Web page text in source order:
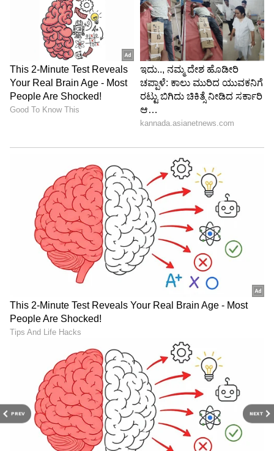
PREV NEXT
ಕಳೆದ 8 ವರ್ಷಗಳಿಂದ ಮಾಧ್ಯಮ ಪ್ರಪಂಚದಲ್ಲಿದ್ದೇನೆ. ಹುಟ್ಟಿ
ಬೆಳೆದಿದ್ದು ಬೆಂಗಳೂರಿನಲ್ಲಿ. ಸ್ನಾತಕೋತ್ತರ ಪದವಿಯನ್ನು ಬೆಂಗಳೂರು
ವಿಶ್ವವಿದ್ಯಾಲಯದಿಂದ ಪಡೆದಿದ್ದೇನೆ. ದೂರದರ್ಶನದಲ್ಲಿ ಇಂಟರ್ನ್‌ಶಿಪ್
ನಿರ್ವಹಣೆ. ಪ್ರಜಾವಾಣಿ ಮತ್ತು ಉದಯವಾಣಿ ಡಿಜಿಟಲ್ ವಿಭಾಗದಲ್ಲಿ
ಬರಹಗಾರ ಹಾಗೂ ಕಂಟೆಂಟ್ ಡೆವಲಪರ್ ಆಗಿ ಕೆಲಸ ಮಾಡಿದ್ದೇನೆ.
ಮನರಂಜನೆ ಸುದ್ದಿಗಳ ಬಗ್ಗೆ ತುಂಬಾ ಆಸಕ್ತಿ. ಸಿನಿಮಾ ವೀಕ್ಷಿಸುವುದು,
ಸಂಗೀತ ಕೇಳುವುದು ಮತ್ತು ಕ್ರೀಡೆ ನೆಚ್ಚಿನ ಹವ್ಯಾಸಗಳು.
ರುಕ್ಮಿಣಿ ವಸಂತ್ ಮನರಂಜನಾ ಸುದ್ದಿ ದಕ್ಷಿಣ ಭಾರತದ ನಟರು ಕಾಲಿವುಡ್
DOWNLOAD APP
RECOMMENDED STORIES